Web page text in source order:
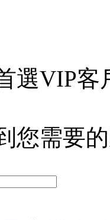
選VIP客
您需要